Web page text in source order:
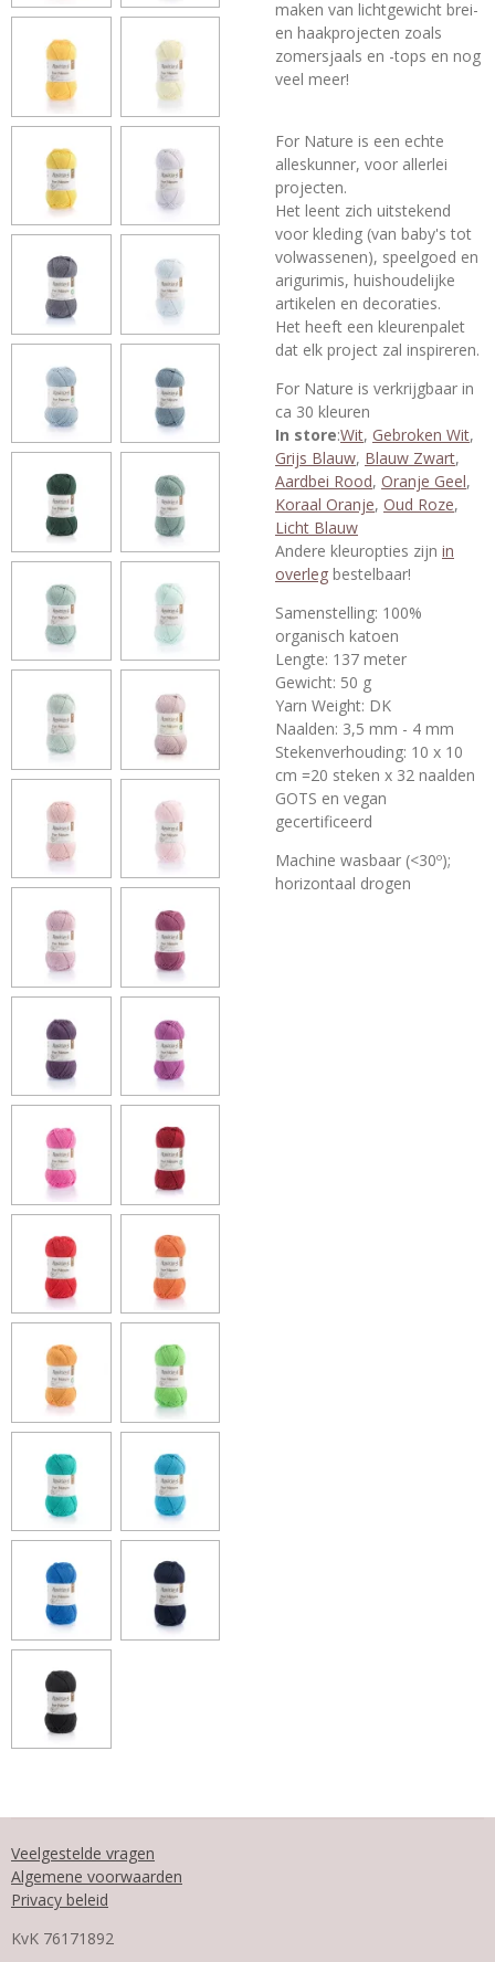
maken van lichtgewicht brei-
en haakprojecten zoals
zomersjaals en -tops en nog
veel meer!
For Nature is een echte
alleskunner, voor allerlei
projecten.
Het leent zich uitstekend
voor kleding (van baby's tot
volwassenen), speelgoed en
arigurimis, huishoudelijke
artikelen en decoraties.
Het heeft een kleurenpalet
dat elk project zal inspireren.
For Nature is verkrijgbaar in
ca 30 kleuren
In store:Wit, Gebroken Wit,
Grijs Blauw, Blauw Zwart,
Aardbei Rood, Oranje Geel,
Koraal Oranje, Oud Roze,
Licht Blauw
Andere kleuropties zijn in
overleg bestelbaar!
Samenstelling: 100%
organisch katoen
Lengte: 137 meter
Gewicht: 50 g
Yarn Weight: DK
Naalden: 3,5 mm - 4 mm
Stekenverhouding: 10 x 10
cm =20 steken x 32 naalden
GOTS en vegan
gecertificeerd
Machine wasbaar (<30º);
horizontaal drogen
Veelgestelde vragen
Algemene voorwaarden
Privacy beleid
KvK 76171892